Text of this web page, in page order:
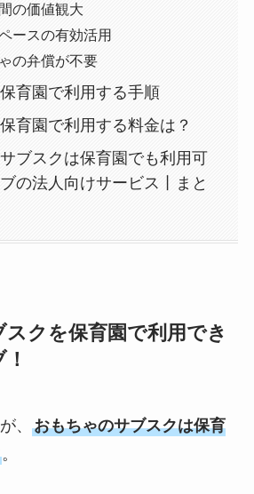
の価値観大
ースの有効活用
の弁償が不要
育園で利用する手順
育園で利用する料金は？
ブスクは保育園でも利用可
の法人向けサービス丨まと
クを保育園で利用でき
、 おもちゃのサブスクは保育
。